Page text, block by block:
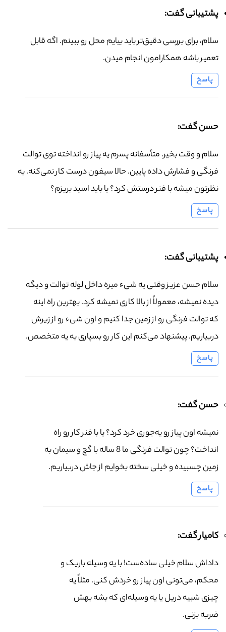
پشتیبانی گفت:
سلام، برای بررسی دقیق‌تر باید بیایم محل رو ببینم. اگه قابل
تعمیر باشه همکارامون انجام میدن.
پاسخ
حسن گفت:
سلام و وقت بخیر. متأسفانه پسرم یه پیاز رو انداخته توی توالت
فرنگی و فشارش داده پایین. حالا سیفون درست کار نمی‌کنه. به
نظرتون میشه با فنر درستش کرد؟ یا باید اسید بریزم؟
پاسخ
پشتیبانی گفت:
سلام حسن عزیز وقتی یه شیء میره داخل لوله توالت و دیگه
دیده نمیشه، معمولاً از بالا کاری نمیشه کرد. بهترین راه اینه
که توالت فرنگی رو از زمین جدا کنیم و اون شیء رو از زیرش
دربیاریم. پیشنهاد می‌کنم این کار رو بسپاری به یه متخصص.
پاسخ
حسن گفت:
نمیشه اون پیاز رو یه‌جوری خرد کرد؟ یا با فنر کار رو راه
انداخت؟ چون توالت فرنگی ما 8 ساله با گچ و سیمان به
زمین چسبیده و خیلی سخته بخوایم از جاش دربیاریم.
پاسخ
کامیار گفت:
داداش سلام خیلی ساده‌ست! با یه وسیله باریک و
محکم، می‌تونی اون پیاز رو خردش کنی. مثلاً یه
چیزی شبیه دریل یا یه وسیله‌ای که بشه بهش
ضربه بزنی.